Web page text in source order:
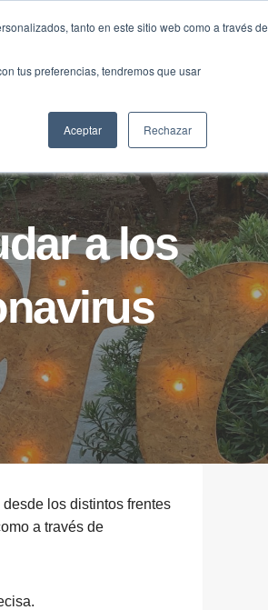
tanto en este sitio web como a través de
tus preferencias, tendremos que usar
Aceptar Rechazar
a los
los distintos frentes
a través de